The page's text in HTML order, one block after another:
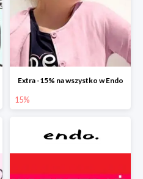
Extra -15% na wszystko w Endo
15%